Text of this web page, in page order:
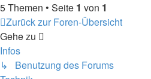
5 Themen • Seite 1 von 1
Zurück zur Foren-Übersicht
Gehe zu
Infos
↳ Benutzung des Forums